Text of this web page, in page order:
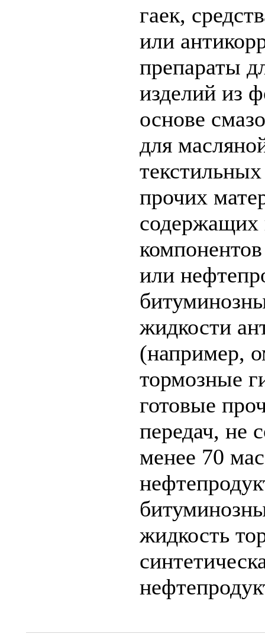
гаек,
или
препараты
изделий из
основе
для
прочих
содержащих
или
жидкости
(например,
тормозные
готовые
передач, не
менее 70
жидкость